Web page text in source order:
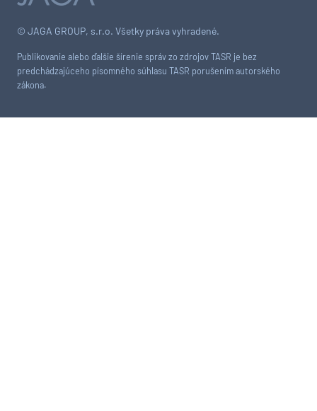
© JAGA GROUP, s.r.o. Všetky práva vyhradené.
Publikovanie alebo ďalšie šírenie správ zo zdrojov TASR je bez
predchádzajúceho písomného súhlasu TASR porušením autorského
zákona.